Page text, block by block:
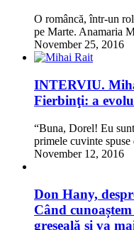
O româncă, într-un
pe Marte. Anamaria
November 25, 2016
INTERVIU.
Fierbinţi: a
“Buna, Dorel! Eu
primele cuvinte
November 12, 2016
Don Hany,
Când
greşeală şi va